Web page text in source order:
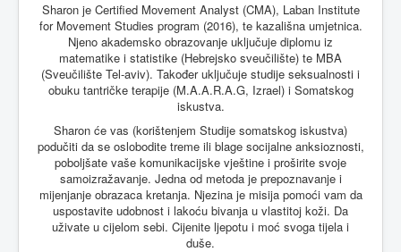
Sharon je Certified Movement Analyst (CMA), Laban Institute
for Movement Studies program (2016), te kazališna umjetnica.
Njeno akademsko obrazovanje uključuje diplomu iz
matematike i statistike (Hebrejsko sveučilište) te MBA
(Sveučilište Tel-aviv). Također uključuje studije seksualnosti i
obuku tantričke terapije (M.A.A.R.A.G, Izrael) i Somatskog
iskustva.
Sharon će vas (korištenjem Studije somatskog iskustva)
podučiti da se oslobodite treme ili blage socijalne anksioznosti,
poboljšate vaše komunikacijske vještine i proširite svoje
samoizražavanje. Jedna od metoda je prepoznavanje i
mijenjanje obrazaca kretanja. Njezina je misija pomoći vam da
uspostavite udobnost i lakoću bivanja u vlastitoj koži. Da
uživate u cijelom sebi. Cijenite ljepotu i moć svoga tijela i
duše.